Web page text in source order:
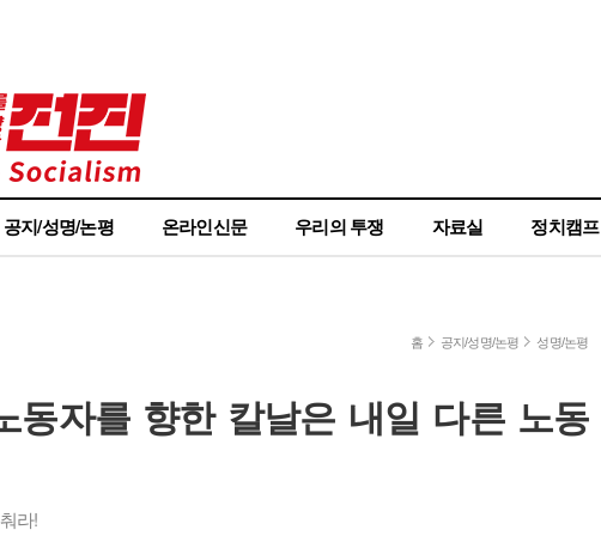
공지/성명/논평 온라인신문 우리의 투쟁 자료실 정치캠프
홈 공지/성명/논평 성명/논평
동자를 향한 칼날은 내일 다른 노동
라!